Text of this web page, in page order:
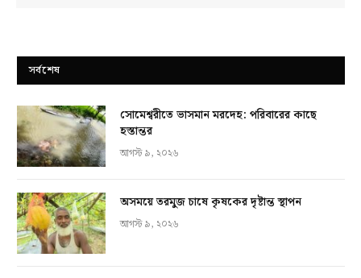
সর্বশেষ
সোমেশ্বরীতে ভাসমান মরদেহ: পরিবারের কাছে
হস্তান্তর
আগস্ট ৯, ২০২৬
অসময়ে তরমুজ চাষে কৃষকের দৃষ্টান্ত স্থাপন
আগস্ট ৯, ২০২৬